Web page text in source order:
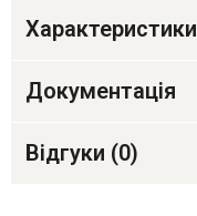
Характеристики
Документація
Відгуки (0)